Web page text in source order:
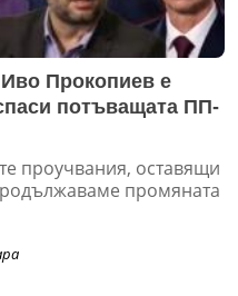
Прокопиев е
потъващата ПП-
проучвания, оставящи
промяната